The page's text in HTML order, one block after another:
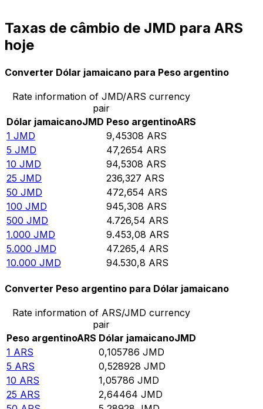
Taxas de câmbio de JMD para ARS
hoje
Converter Dólar jamaicano para Peso argentino
Rate information of JMD/ARS currency
pair
Dólar jamaicanoJMD Peso argentinoARS
1 JMD 9,45308 ARS
5 JMD 47,2654 ARS
10 JMD 94,5308 ARS
25 JMD 236,327 ARS
50 JMD 472,654 ARS
100 JMD 945,308 ARS
500 JMD 4.726,54 ARS
1.000 JMD 9.453,08 ARS
5.000 JMD 47.265,4 ARS
10.000 JMD 94.530,8 ARS
Converter Peso argentino para Dólar jamaicano
Rate information of ARS/JMD currency
pair
Peso argentinoARS Dólar jamaicanoJMD
1 ARS 0,105786 JMD
5 ARS 0,528928 JMD
10 ARS 1,05786 JMD
25 ARS 2,64464 JMD